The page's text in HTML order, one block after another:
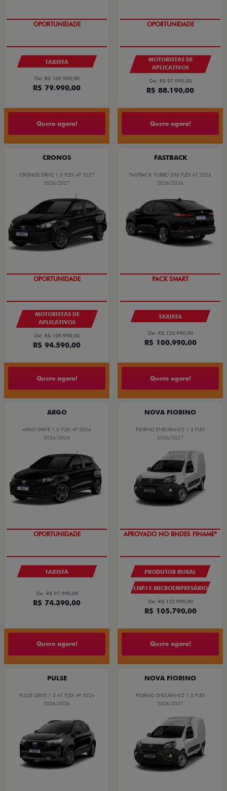
OPORTUNIDADE
TAXISTA
De: R$ 109.990,00
R$ 79.990,00
Quero agora!
OPORTUNIDADE
MOTORISTAS DE
APLICATIVOS
De: R$ 97.990,00
R$ 88.190,00
Quero agora!
CRONOS
CRONOS DRIVE 1.0 FLEX 4P 2027
2026/2027
OPORTUNIDADE
MOTORISTAS DE
APLICATIVOS
De: R$ 109.990,00
R$ 94.590,00
Quero agora!
FASTBACK
FASTBACK TURBO 200 FLEX AT 2026
2026/2026
PACK SMART
TAXISTA
De: R$ 126.990,00
R$ 100.990,00
Quero agora!
ARGO
ARGO DRIVE 1.0 FLEX 4P 2026
2026/2026
OPORTUNIDADE
TAXISTA
De: R$ 97.990,00
R$ 74.390,00
Quero agora!
NOVA FIORINO
FIORINO ENDURANCE 1.3 FLEX
2026/2027
APROVADO NO BNDES FINAME*
PRODUTOR RURAL
CNPJ E MICROEMPRESÁRIO
De: R$ 132.990,00
R$ 105.790,00
Quero agora!
PULSE
PULSE DRIVE 1.3 AT FLEX 4P 2026
2026/2026
NOVA FIORINO
FIORINO ENDURANCE 1.3 FLEX
2026/2027